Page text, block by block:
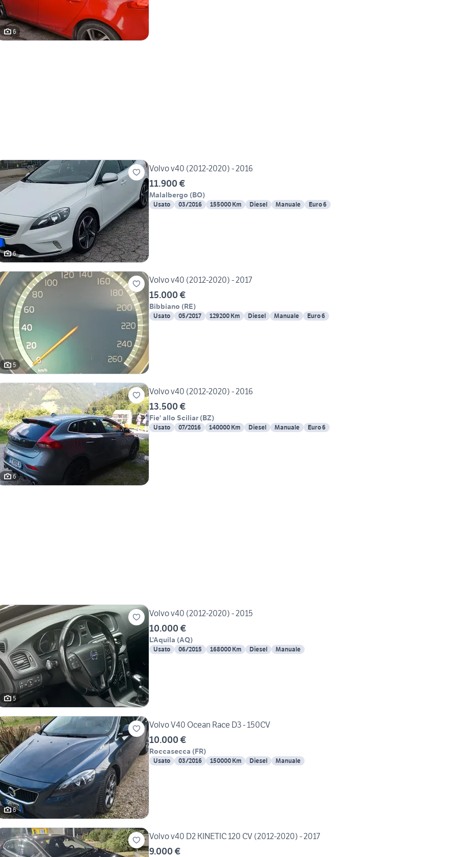
6
6
Volvo v40 (2012-2020) - 2016
11.900 €
Malalbergo (BO)
Usato 03/2016 155000 Km Diesel Manuale Euro 6
5
Volvo v40 (2012-2020) - 2017
15.000 €
Bibbiano (RE)
Usato 05/2017 129200 Km Diesel Manuale Euro 6
6
Volvo v40 (2012-2020) - 2016
13.500 €
Fie' allo Sciliar (BZ)
Usato 07/2016 140000 Km Diesel Manuale Euro 6
5
Volvo v40 (2012-2020) - 2015
10.000 €
L'Aquila (AQ)
Usato 06/2015 168000 Km Diesel Manuale
6
Volvo V40 Ocean Race D3 - 150CV
10.000 €
Roccasecca (FR)
Usato 03/2016 150000 Km Diesel Manuale
Volvo v40 D2 KINETIC 120 CV (2012-2020) - 2017
9.000 €